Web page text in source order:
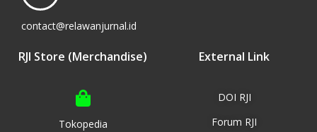
contact@relawanjurnal.id
RJI Store (Merchandise)
Tokopedia
External Link
DOI RJI
Forum RJI